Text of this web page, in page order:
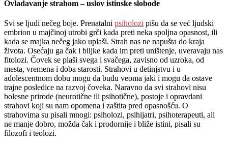
Ovladavanje strahom – uslov istinske slobode
Svi se ljudi nečeg boje. Prenatalni psiholozi pišu da se već ljudski
embrion u majčinoj utrobi grči kada preti neka spoljna opasnost, ili
kada se majka nečeg jako uplaši. Strah nas ne napušta do kraja
života. Osećaju ga čak i biljke kada im preti uništenje, uveravaju nas
fitolozi. Čovek se plaši svega i svačega, zavisno od uzroka, od
mesta, vremena i doba starosti. Strahovi u detinjstvu i u
adolescentnom dobu mogu da budu veoma jaki i mogu da ostave
trajne posledice na razvoj čoveka. Naravno da svi strahovi nisu
bolesne prirode (neurotične ili psihotične), postoje i opravdani
strahovi koji su nam opomena i zaštita pred opasnošću. O
strahovima su pisali mnogi: psiholozi, psihijatri, psihoterapeuti, ali
ne manje dobro, možda čak i prodornije i bliže istini, pisali su
filozofi i teolozi.